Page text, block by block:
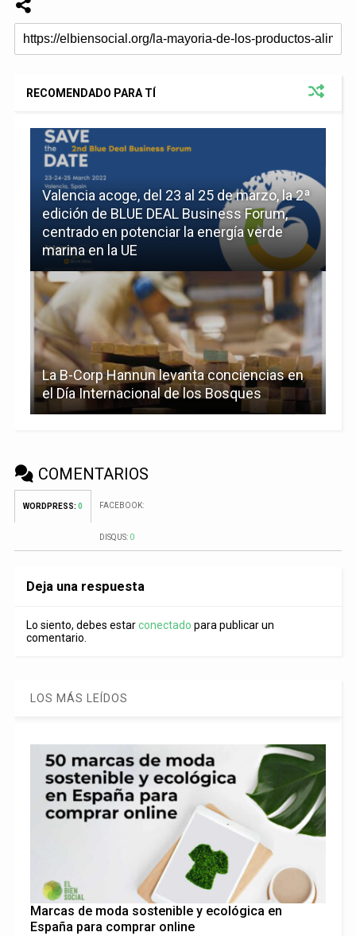
RECOMENDADO PARA TÍ
Valencia acoge, del 23 al 25 de marzo, la 2ª
edición de BLUE DEAL Business Forum,
centrado en potenciar la energía verde
marina en la UE
La B-Corp Hannun levanta conciencias en
el Día Internacional de los Bosques
COMENTARIOS
WORDPRESS: 0 FACEBOOK:
DISQUS: 0
Deja una respuesta
Lo siento, debes estarconectado para publicar un
comentario.
LOS MÁS LEÍDOS
Marcas de moda sostenible y ecológica en
España para comprar online